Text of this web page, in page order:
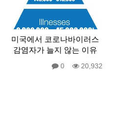
미국에서 코로나바이러스
감염자가 늘지 않는 이유
0 20,932